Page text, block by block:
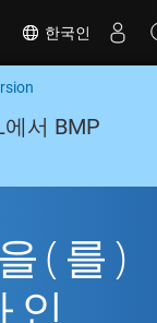
한국인
서 BMP
(를)